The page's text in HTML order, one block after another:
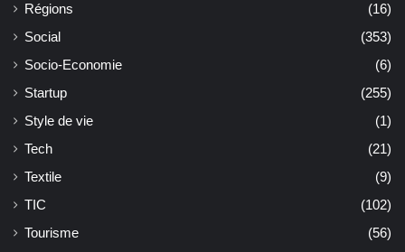
Régions
(16)
Social
(353)
Socio-Economie
(6)
Startup
(255)
Style de vie
(1)
Tech
(21)
Textile
(9)
TIC
(102)
Tourisme
(56)